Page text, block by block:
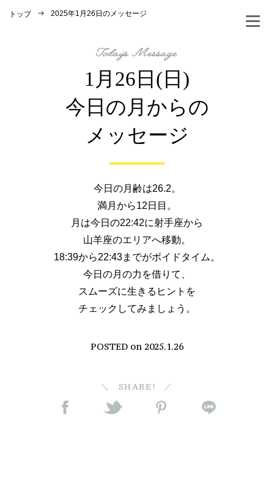
トップ 2025年1月26日のメッセージ
1月26日(日)
今日の月からの
メッセージ
今日の月齢は26.2。
満月から12日目。
月は今日の22:42に射手座から
山羊座のエリアへ移動。
18:39から22:43までがボイドタイム。
今日の月の力を借りて、
スムーズに生きるヒントを
チェックしてみましょう。
POSTED on 2025.1.26
SHARE!